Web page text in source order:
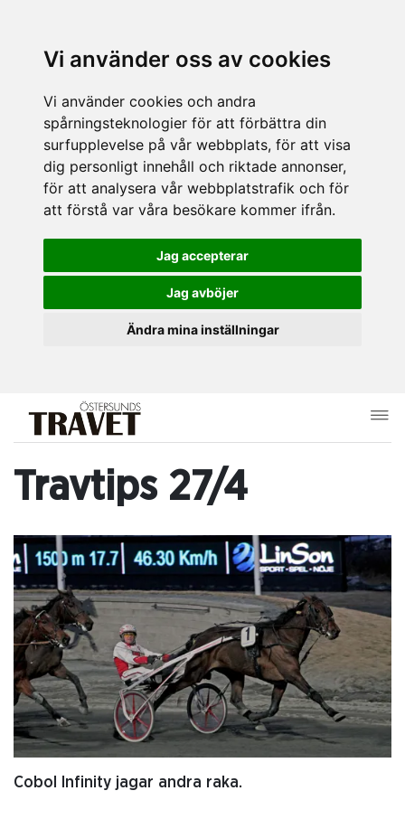
Vi använder oss av cookies
Vi använder cookies och andra
spårningsteknologier för att förbättra din
surfupplevelse på vår webbplats, för att visa
dig personligt innehåll och riktade annonser,
för att analysera vår webbplatstrafik och för
att förstå var våra besökare kommer ifrån.
Jag accepterar
Jag avböjer
Ändra mina inställningar
Travtips 27/4
Cobol Infinity jagar andra raka.